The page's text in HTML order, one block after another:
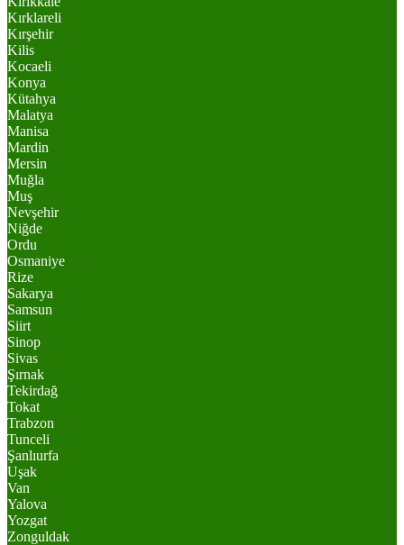
Kırklareli
Kırşehir
Kilis
Kocaeli
Konya
Kütahya
Malatya
Manisa
Mardin
Mersin
Muğla
Muş
Nevşehir
Niğde
Ordu
Osmaniye
Rize
Sakarya
Samsun
Siirt
Sinop
Sivas
Şırnak
Tekirdağ
Tokat
Trabzon
Tunceli
Şanlıurfa
Uşak
Van
Yalova
Yozgat
Zonguldak